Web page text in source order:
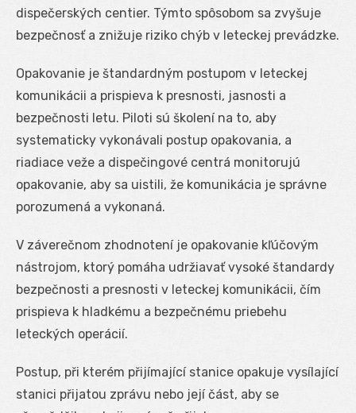
dispečerských centier. Týmto spôsobom sa zvyšuje
bezpečnosť a znižuje riziko chýb v leteckej prevádzke.
Opakovanie je štandardným postupom v leteckej
komunikácii a prispieva k presnosti, jasnosti a
bezpečnosti letu. Piloti sú školení na to, aby
systematicky vykonávali postup opakovania, a
riadiace veže a dispečingové centrá monitorujú
opakovanie, aby sa uistili, že komunikácia je správne
porozumená a vykonaná.
V záverečnom zhodnotení je opakovanie kľúčovým
nástrojom, ktorý pomáha udržiavať vysoké štandardy
bezpečnosti a presnosti v leteckej komunikácii, čím
prispieva k hladkému a bezpečnému priebehu
leteckých operácií.
Postup, při kterém přijímající stanice opakuje vysílající
stanici přijatou zprávu nebo její část, aby se